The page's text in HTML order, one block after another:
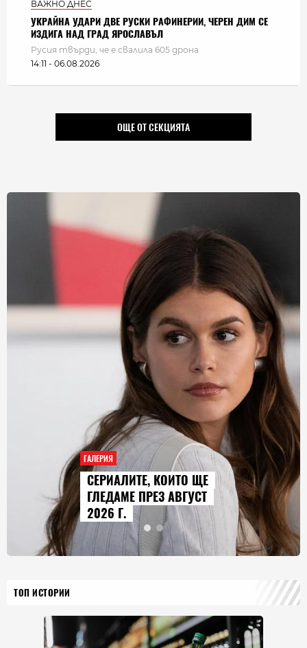
ВАЖНО ДНЕС
УКРАЙНА УДАРИ ДВЕ РУСКИ РАФИНЕРИИ, ЧЕРЕН ДИМ СЕ
ИЗДИГА НАД ГРАД ЯРОСЛАВЪЛ
Русия твърди, че е свалила 605 дрона
14:11 - 06.08.2026
ОЩЕ ОТ СЕКЦИЯТА
ГАЛЕРИЯ
AUDI Q9 СТАВА НАЙ-
ГОЛЕМИЯТ МОДЕЛ В
ИСТОРИЯТА НА МАРКАТА
ТОП ИСТОРИИ